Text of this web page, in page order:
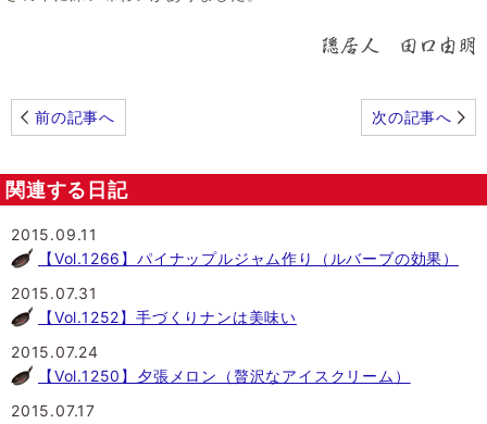
前の記事へ 次の記事へ
関連する日記
2015.09.11
【Vol.1266】パイナップルジャム作り（ルバーブの効果）
2015.07.31
【Vol.1252】手づくりナンは美味い
2015.07.24
【Vol.1250】夕張メロン（贅沢なアイスクリーム）
2015.07.17